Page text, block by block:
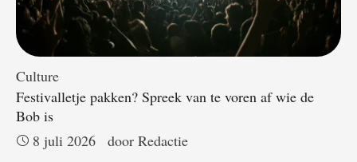
Culture
Festivalletje pakken? Spreek van te voren af wie de
Bob is
8 juli 2026
door Redactie